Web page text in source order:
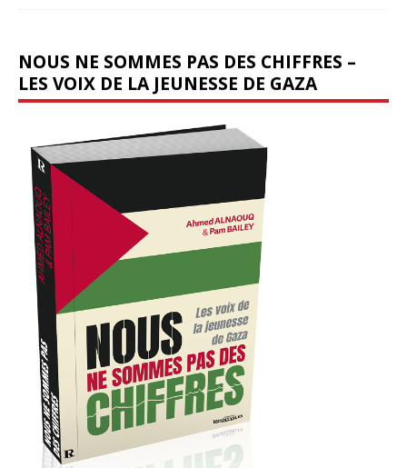
NOUS NE SOMMES PAS DES CHIFFRES –
LES VOIX DE LA JEUNESSE DE GAZA